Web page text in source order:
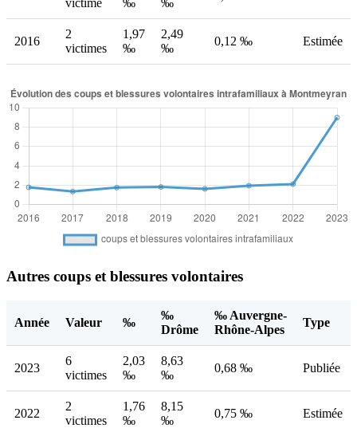
victime ‰ ‰
2016
2
victimes
1,97
‰
2,49
‰
0,12 ‰ Estimée
Autres coups et blessures volontaires
Année Valeur ‰
‰
Drôme
‰ Auvergne-
Rhône-Alpes
Type
2023
6
victimes
2,03
‰
8,63
‰
0,68 ‰ Publiée
2022
2
victimes
1,76
‰
8,15
‰
0,75 ‰ Estimée